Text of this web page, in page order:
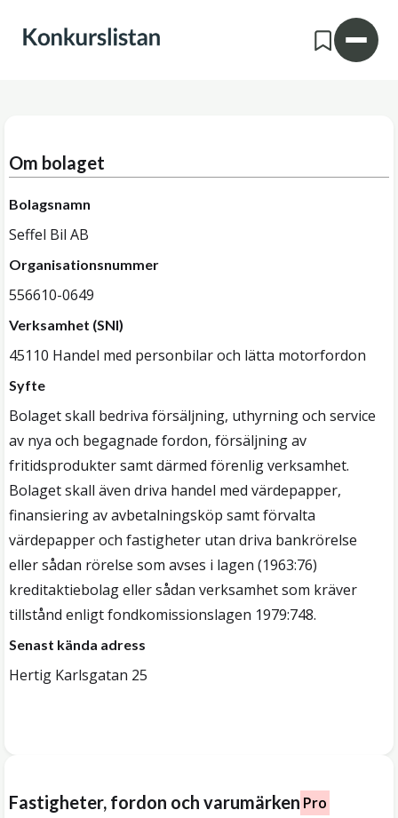
Om bolaget
Bolagsnamn
Seffel Bil AB
Organisationsnummer
556610-0649
Verksamhet (SNI)
45110 Handel med personbilar och lätta motorfordon
Syfte
Bolaget skall bedriva försäljning, uthyrning och service
av nya och begagnade fordon, försäljning av
fritidsprodukter samt därmed förenlig verksamhet.
Bolaget skall även driva handel med värdepapper,
finansiering av avbetalningsköp samt förvalta
värdepapper och fastigheter utan driva bankrörelse
eller sådan rörelse som avses i lagen (1963:76)
kreditaktiebolag eller sådan verksamhet som kräver
tillstånd enligt fondkomissionslagen 1979:748.
Senast kända adress
Hertig Karlsgatan 25
Fastigheter, fordon och varumärken Pro